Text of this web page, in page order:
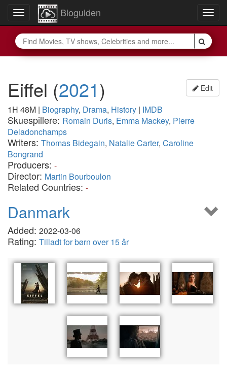
Toggle
navigation
Bioguiden
Edit
Eiffel (2021)
1H 48M | Biography, Drama, History | IMDB
Skuespillere: Romain Duris, Emma Mackey, Pierre
Deladonchamps
Writers: Thomas Bidegain, Natalie Carter, Caroline
Bongrand
Producers: -
Director: Martin Bourboulon
Related Countries: -
Danmark
Added: 2022-03-06
Rating: Tilladt for børn over 15 år